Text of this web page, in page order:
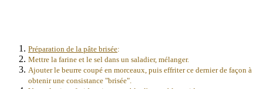
Préparation de la pâte brisée:
Mettre la farine et le sel dans un saladier, mélanger.
Ajouter le beurre coupé en morceaux, puis effriter ce dernier de façon à
obtenir une consistance "brisée".